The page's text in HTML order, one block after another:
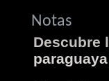
Notas
Descubre
paraguaya